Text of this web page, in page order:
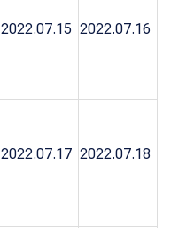
2022.07.15 2022.07.16
2022.07.17 2022.07.18